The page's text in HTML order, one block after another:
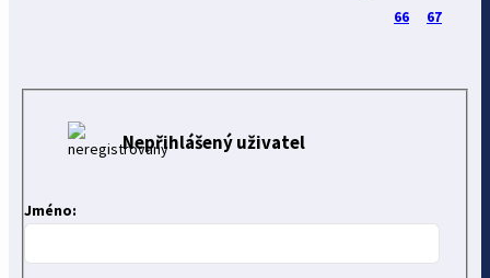
66 67
Nepřihlášený uživatel
Jméno: